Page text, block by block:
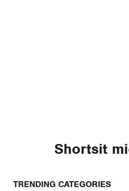
Shortsit
TRENDING CATEGORIES